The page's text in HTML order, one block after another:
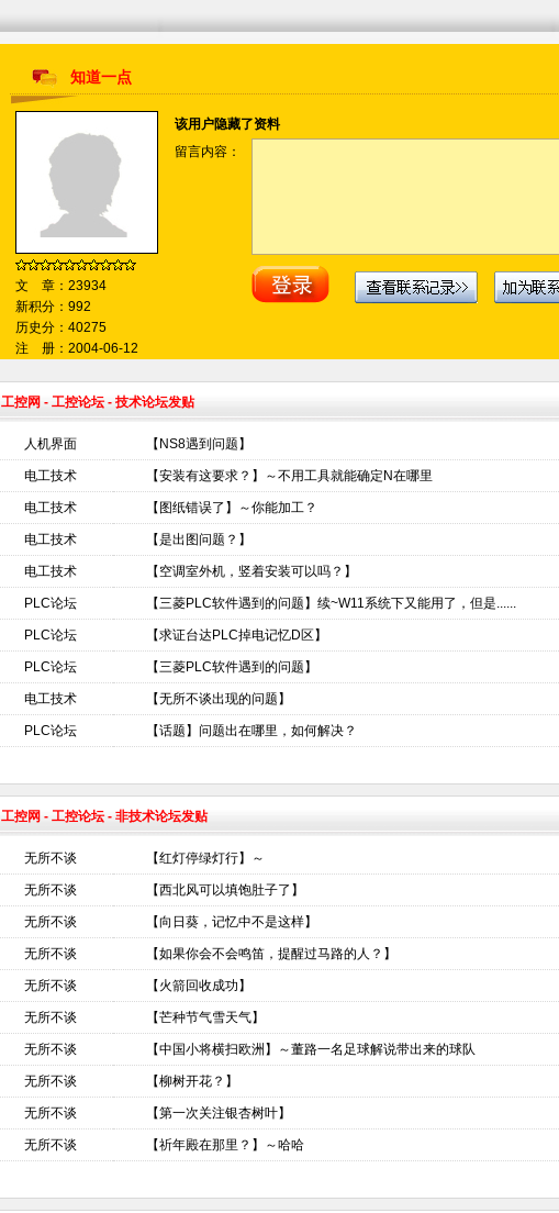
知道一点
文 章：23934
新积分：992
历史分：40275
注 册：2004-06-12
该用户隐藏了资料
留言内容：
工控网 - 工控论坛- 技术论坛发贴
人机界面 【NS8遇到问题】
电工技术 【安装有这要求？】～不用工具就能确定N在哪里
电工技术 【图纸错误了】～你能加工？
电工技术 【是出图问题？】
电工技术 【空调室外机，竖着安装可以吗？】
PLC论坛 【三菱PLC软件遇到的问题】续~W11系统下又能用了，但是......
PLC论坛 【求证台达PLC掉电记忆D区】
PLC论坛 【三菱PLC软件遇到的问题】
电工技术 【无所不谈出现的问题】
PLC论坛 【话题】问题出在哪里，如何解决？
工控网 - 工控论坛- 非技术论坛发贴
无所不谈 【红灯停绿灯行】～
无所不谈 【西北风可以填饱肚子了】
无所不谈 【向日葵，记忆中不是这样】
无所不谈 【如果你会不会鸣笛，提醒过马路的人？】
无所不谈 【火箭回收成功】
无所不谈 【芒种节气雪天气】
无所不谈 【中国小将横扫欧洲】～董路一名足球解说带出来的球队
无所不谈 【柳树开花？】
无所不谈 【第一次关注银杏树叶】
无所不谈 【祈年殿在那里？】～哈哈